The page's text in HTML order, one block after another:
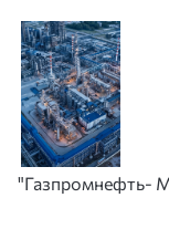
"Газпромнефть-